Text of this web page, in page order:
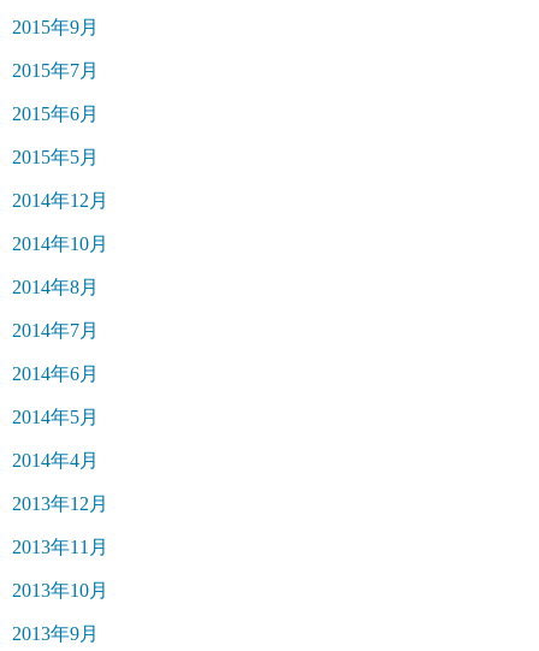
2015年9月
2015年7月
2015年6月
2015年5月
2014年12月
2014年10月
2014年8月
2014年7月
2014年6月
2014年5月
2014年4月
2013年12月
2013年11月
2013年10月
2013年9月